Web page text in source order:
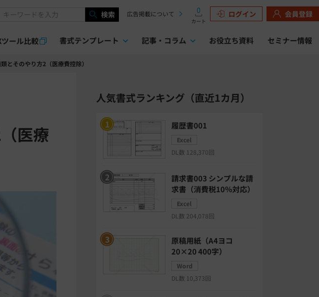
検索 広告掲載について 0
カート
ログイン 会員登録
ツール比較 書式テンプレート 記事・コラム お役立ち資料 セミナー情報
とそのやり方2（医療費控除）
医療
人気書式ランキング（直近1カ月）
履歴書001
Excel
DL数 128,370回
請求書003 シンプルな請
求書（消費税10％対応）
Excel
DL数 204,078回
原稿用紙（A4ヨコ
20×20 400字）
Word
DL数 10,373回